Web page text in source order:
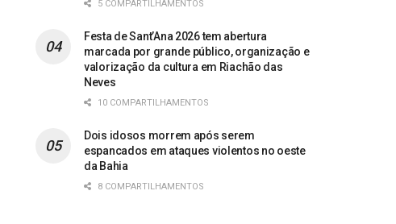
5 COMPARTILHAMENTOS
Festa de Sant’Ana 2026 tem abertura
marcada por grande público, organização e
valorização da cultura em Riachão das
Neves
10 COMPARTILHAMENTOS
Dois idosos morrem após serem
espancados em ataques violentos no oeste
da Bahia
8 COMPARTILHAMENTOS